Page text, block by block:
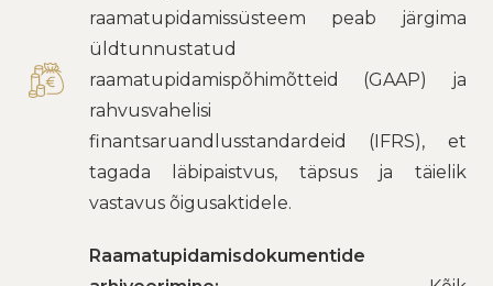
raamatupidamissüsteem peab järgima
üldtunnustatud
raamatupidamispõhimõtteid (GAAP) ja
rahvusvahelisi
finantsaruandlusstandardeid (IFRS), et
tagada läbipaistvus, täpsus ja täielik
vastavus õigusaktidele.
Raamatupidamisdokumentide